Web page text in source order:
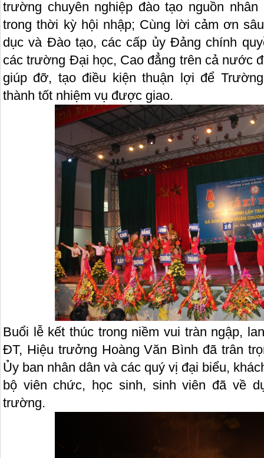
trường chuyên nghiệp đào tạo nguồn
trong thời kỳ hội nhập; Cùng lời cảm ơn
dục và Đào tạo, các cấp ủy Đảng chính
các trường Đại học, Cao đẳng trên cả nước
giúp đỡ, tạo điều kiện thuận lợi để
thành tốt nhiệm vụ được giao.
Buổi lễ kết thúc trong niềm vui tràn ngập,
ĐT, Hiệu trưởng Hoàng Văn Bình đã trân
Ủy ban nhân dân và các quý vị đại biểu,
bộ viên chức, học sinh, sinh viên đã về
trường.